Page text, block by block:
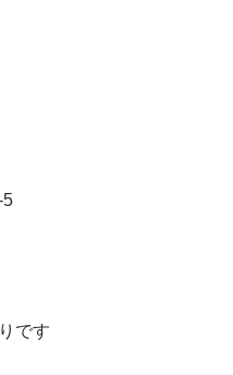
5
です